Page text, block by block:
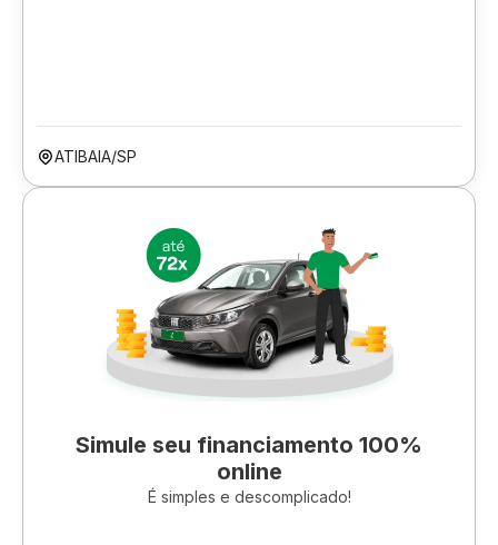
ATIBAIA/SP
Simule seu financiamento 100%
online
É simples e descomplicado!